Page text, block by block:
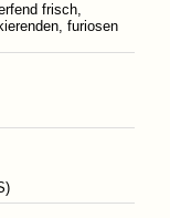
frisch,
furiosen